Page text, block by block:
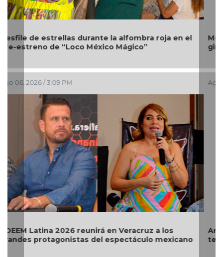
Melanie Martinez, la cantante que presentará su
gira Hades: The Sacrifice en México
Ago 03, 2026 / 11:05 AM
Ariana Grande se alejará de la vida pública al
terminar su gira